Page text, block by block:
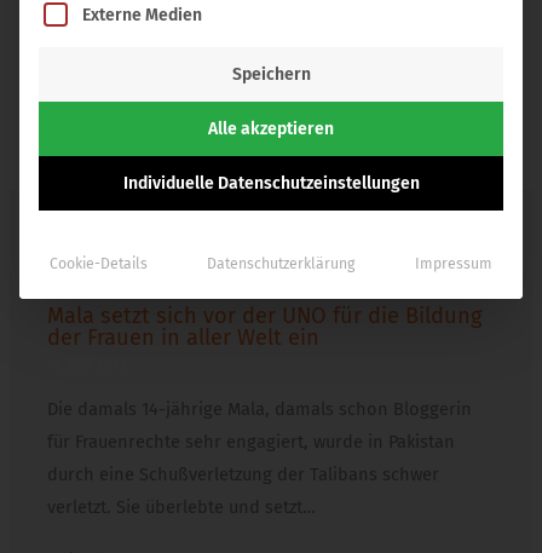
Mala setzt sich vor der UNO für die Bildung
der Frauen in aller Welt ein
Externe Medien
Speichern
Alle akzeptieren
Individuelle Datenschutzeinstellungen
Cookie-Details Datenschutzerklärung Impressum